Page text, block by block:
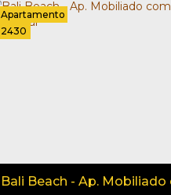
Bali Beach - Ap. Mobiliado
2430
Apartamento